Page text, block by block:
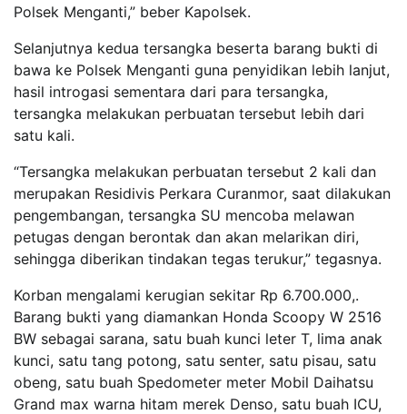
Polsek Menganti,” beber Kapolsek.
Selanjutnya kedua tersangka beserta barang bukti di
bawa ke Polsek Menganti guna penyidikan lebih lanjut,
hasil introgasi sementara dari para tersangka,
tersangka melakukan perbuatan tersebut lebih dari
satu kali.
“Tersangka melakukan perbuatan tersebut 2 kali dan
merupakan Residivis Perkara Curanmor, saat dilakukan
pengembangan, tersangka SU mencoba melawan
petugas dengan berontak dan akan melarikan diri,
sehingga diberikan tindakan tegas terukur,” tegasnya.
Korban mengalami kerugian sekitar Rp 6.700.000,.
Barang bukti yang diamankan Honda Scoopy W 2516
BW sebagai sarana, satu buah kunci leter T, lima anak
kunci, satu tang potong, satu senter, satu pisau, satu
obeng, satu buah Spedometer meter Mobil Daihatsu
Grand max warna hitam merek Denso, satu buah ICU,